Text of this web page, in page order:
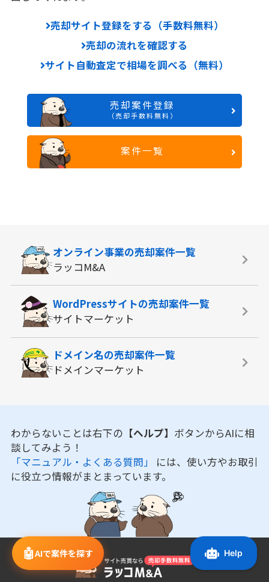
売却サイト登録をする（手数料無料）
売却の流れを確認する
サイト自動査定で相場を調べる（無料）
売却案件登録
（売却手数料無料）
案件一覧
🤖AIで案件を探す
オンライン事業の売却案件一覧
ラッコM&A
WordPressサイトの売却案件一覧
サイトマーケット
ドメイン名の売却案件一覧
ドメインマーケット
わからないことは右下の 【ヘルプ】 ボタンからAIに相
談してみよう！
「マニュアル・よくある質問」 には、使い方やお取引
に役立つ情報がまとまっています。